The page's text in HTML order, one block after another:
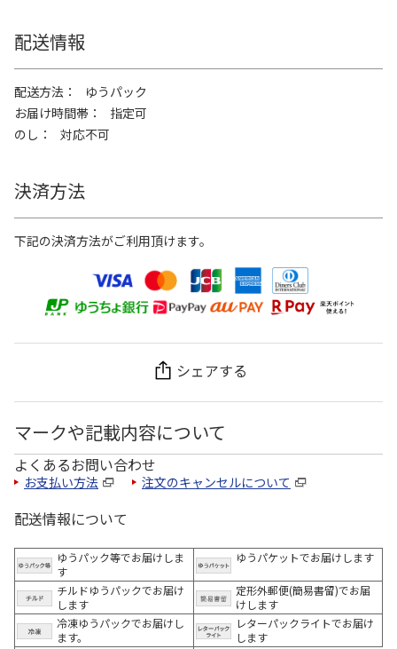
配送情報
配送方法
ゆうパック
お届け時間帯
指定可
のし
対応不可
決済方法
下記の決済方法がご利用頂けます。
シェアする
マークや記載内容について
よくあるお問い合わせ
お支払い方法 注文のキャンセルについて
配送情報について
ゆうパック等でお届けしま
す
ゆうパケットでお届けします
チルドゆうパックでお届け
します
定形外郵便(簡易書留)でお届
けします
冷凍ゆうパックでお届けし
ます。
レターパックライトでお届け
します